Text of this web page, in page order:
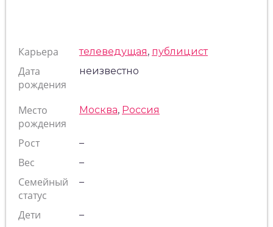
Карьера телеведущая, публицист
Дата
рождения
неизвестно
Место
рождения
Москва, Россия
Рост –
Вес –
Семейный
статус
–
Дети –